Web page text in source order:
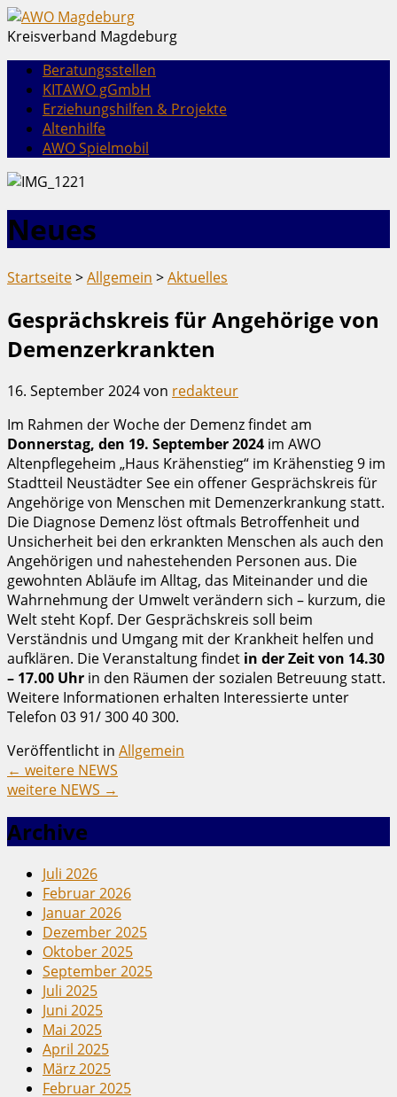
Kreisverband Magdeburg
Beratungsstellen
KITAWO gGmbH
Erziehungshilfen & Projekte
Altenhilfe
AWO Spielmobil
Neues
Startseite>Allgemein >Aktuelles
Gesprächskreis für Angehörige von
Demenzerkrankten
16. September 2024von redakteur
Im Rahmen der Woche der Demenz findet am
Donnerstag, den 19. September 2024 im AWO
Altenpflegeheim „Haus Krähenstieg“ im Krähenstieg 9 im
Stadtteil Neustädter See ein offener Gesprächskreis für
Angehörige von Menschen mit Demenzerkrankung statt.
Die Diagnose Demenz löst oftmals Betroffenheit und
Unsicherheit bei den erkrankten Menschen als auch den
Angehörigen und nahestehenden Personen aus. Die
gewohnten Abläufe im Alltag, das Miteinander und die
Wahrnehmung der Umwelt verändern sich – kurzum, die
Welt steht Kopf. Der Gesprächskreis soll beim
Verständnis und Umgang mit der Krankheit helfen und
aufklären. Die Veranstaltung findet in der Zeit von 14.30
– 17.00 Uhr in den Räumen der sozialen Betreuung statt.
Weitere Informationen erhalten Interessierte unter
Telefon 03 91/ 300 40 300.
Veröffentlicht in Allgemein
← weitere NEWS
weitere NEWS →
Archive
Juli 2026
Februar 2026
Januar 2026
Dezember 2025
Oktober 2025
September 2025
Juli 2025
Juni 2025
Mai 2025
April 2025
März 2025
Februar 2025